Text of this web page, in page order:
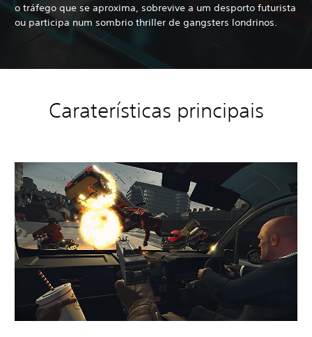
o tráfego que se aproxima, sobrevive a um desporto futurista
ou participa num sombrio thriller de gangsters londrinos.
Caraterísticas principais